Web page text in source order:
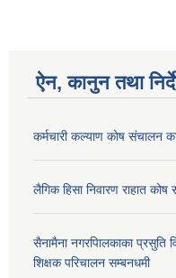
ऐन, कानुन तथा
कर्मचारी कल्याण काेष संचालन
लैगिक हिसा निवारण राहात
सैनामैना नगरपािलकाका प्रसुति
शिक्षक परिचालन सम्बनधमी